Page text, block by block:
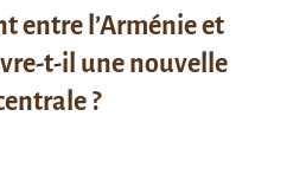
entre l’Arménie et
t-il une nouvelle
?